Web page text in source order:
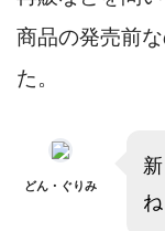
商品の発売前
た。
どん・ぐりみ
ね